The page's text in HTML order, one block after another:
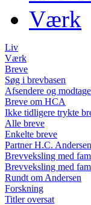
Værk
Liv
Værk
Breve
Søg i brevbasen
Afsendere og
Breve om HCA
Ikke tidligere trykte
Alle breve
Enkelte breve
Partner H.C.
Brevveksling med
Brevveksling med
Rundt om Andersen
Forskning
Titler oversat